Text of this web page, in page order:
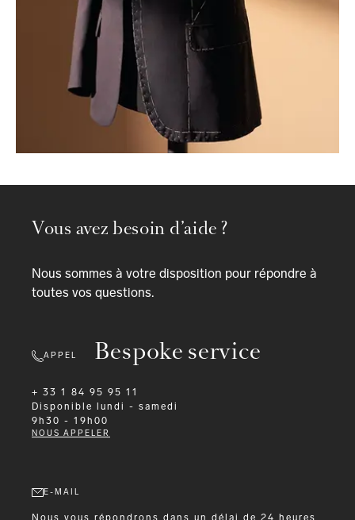
Bespoke service
Vous avez besoin d’aide ?
Nous sommes à votre disposition pour répondre à
toutes vos questions.
APPEL
+ 33 1 84 95 95 11
Disponible
lundi - samedi
9h30 - 19h00
NOUS APPELER
E-MAIL
Nous vous répondrons dans un délai de 24 heures